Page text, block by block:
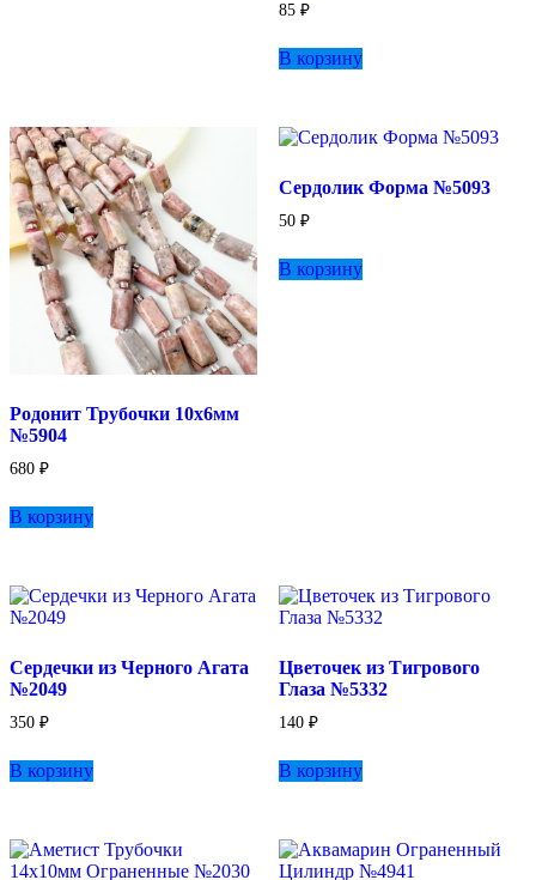
85 ₽
В корзину
Родонит Трубочки 10х6мм
№5904
680 ₽
В корзину
Сердолик Форма №5093
50 ₽
В корзину
Сердечки из Черного Агата
№2049
350 ₽
В корзину
Цветочек из Тигрового
Глаза №5332
140 ₽
В корзину